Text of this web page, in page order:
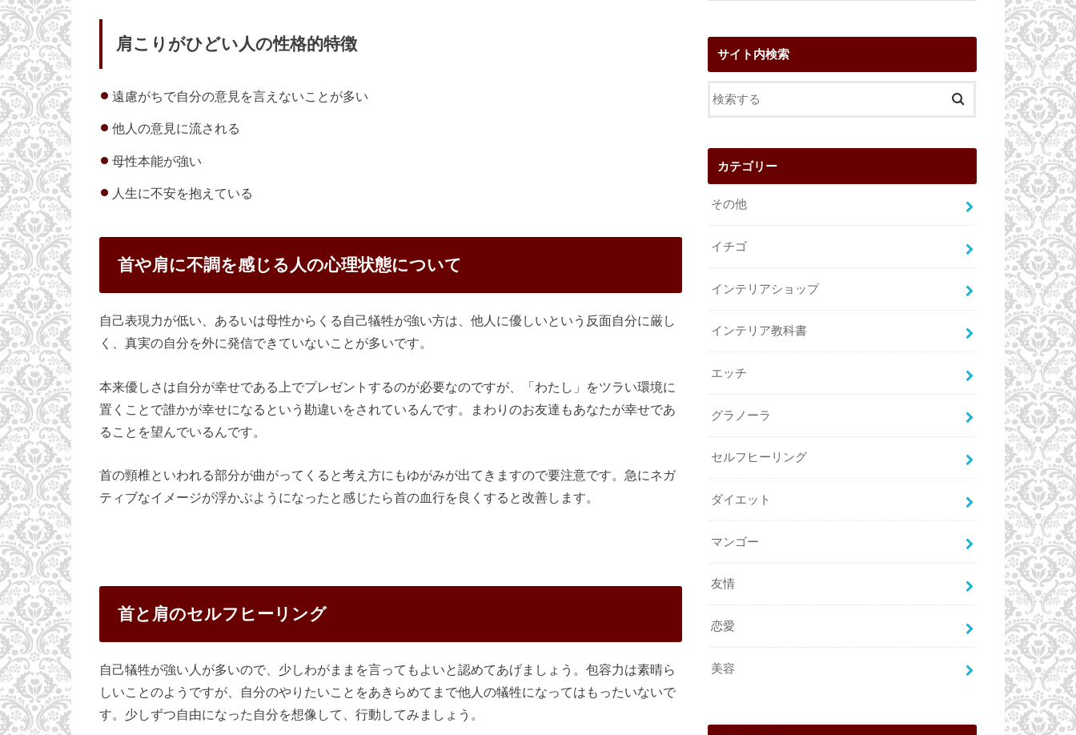
肩こりがひどい人の性格的特徴
遠慮がちで自分の意見を言えないことが多い
他人の意見に流される
母性本能が強い
人生に不安を抱えている
首や肩に不調を感じる人の心理状態について
自己表現力が低い、あるいは母性からくる自己犠牲が強い方は、他人に優しいという反面自分に厳し
く、真実の自分を外に発信できていないことが多いです。
本来優しさは自分が幸せである上でプレゼントするのが必要なのですが、「わたし」をツラい環境に
置くことで誰かが幸せになるという勘違いをされているんです。まわりのお友達もあなたが幸せであ
ることを望んでいるんです。
首の頸椎といわれる部分が曲がってくると考え方にもゆがみが出てきますので要注意です。急にネガ
ティブなイメージが浮かぶようになったと感じたら首の血行を良くすると改善します。
首と肩のセルフヒーリング
自己犠牲が強い人が多いので、少しわがままを言ってもよいと認めてあげましょう。包容力は素晴ら
しいことのようですが、自分のやりたいことをあきらめてまで他人の犠牲になってはもったいないで
す。少しずつ自由になった自分を想像して、行動してみましょう。
サイト内検索
カテゴリー
その他
イチゴ
インテリアショップ
インテリア教科書
エッチ
グラノーラ
セルフヒーリング
ダイエット
マンゴー
友情
恋愛
美容